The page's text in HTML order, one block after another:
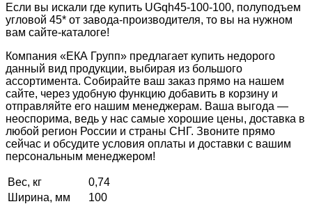
Если вы искали где купить UGqh45-100-100, полуподъем
угловой 45* от завода-производителя, то вы на нужном
вам сайте-каталоге!
Компания «ЕКА Групп» предлагает купить недорого
данный вид продукции, выбирая из большого
ассортимента. Собирайте ваш заказ прямо на нашем
сайте, через удобную функцию добавить в корзину и
отправляйте его нашим менеджерам. Ваша выгода —
неоспорима, ведь у нас самые хорошие цены, доставка в
любой регион России и страны СНГ. Звоните прямо
сейчас и обсудите условия оплаты и доставки с вашим
персональным менеджером!
Вес, кг
0,74
Ширина, мм
100